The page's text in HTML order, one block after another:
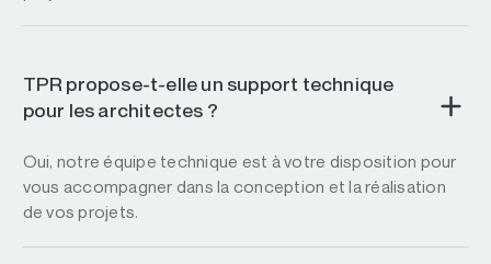
TPR propose-t-elle un support technique
pour les architectes ?
Oui, notre équipe technique est à votre disposition pour
vous accompagner dans la conception et la réalisation
de vos projets.